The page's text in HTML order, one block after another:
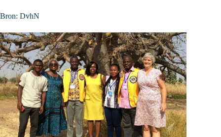
Bron: DvhN